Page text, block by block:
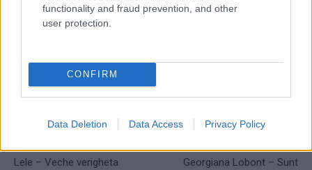
functionality and fraud prevention, and other
user protection.
CONFIRM
Data Deletion Data Access Privacy Policy
Dani Mocanu - O bataie de ciocan
Dani Mocanu - O bataie de ciocan versuri
Lele – Veche verigheta
Georgiana Lobont – Sunt